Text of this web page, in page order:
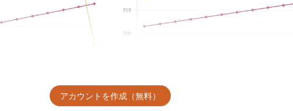
アカウントを作成（無料）